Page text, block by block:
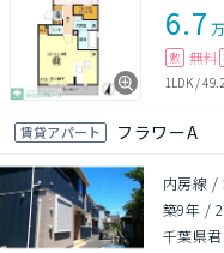
6.7
敷 無料
1LDK/
賃貸アパート フラワーA
内房線 /
築9年 /
千葉県